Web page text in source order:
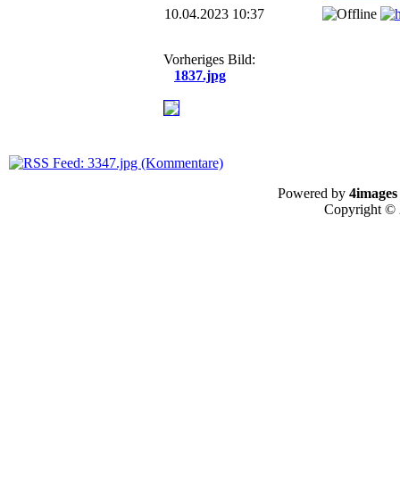
10.04.2023 10:37
Vorheriges Bild:
1837.jpg
Powered by 4images
Copyright ©